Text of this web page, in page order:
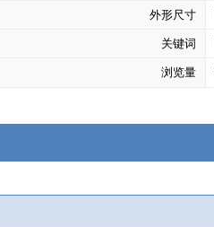
外形尺寸
关键词
浏览量